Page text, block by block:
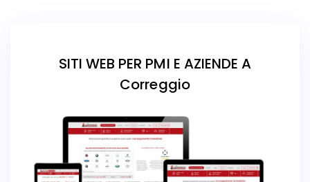
SITI WEB PER PMI E AZIENDE A
Correggio